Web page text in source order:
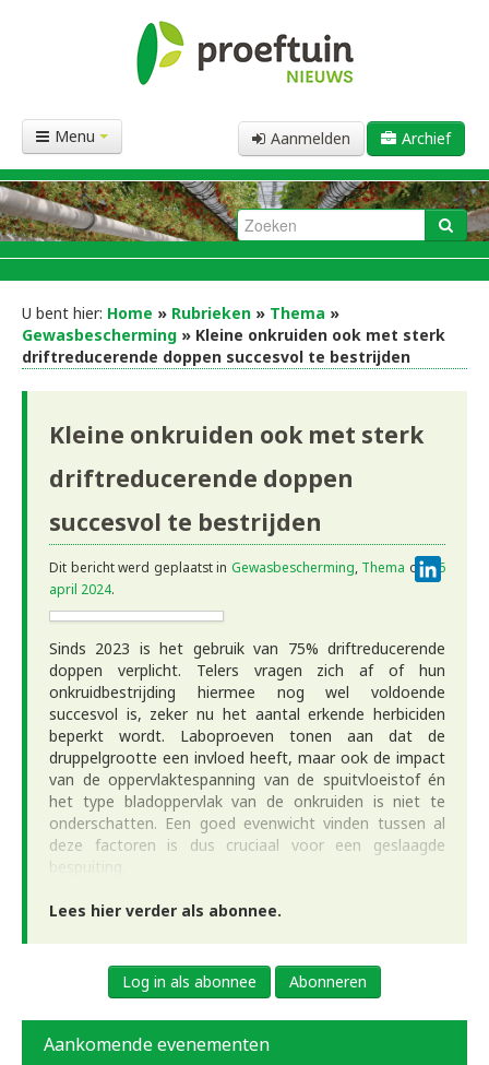
Aanmelden Archief
Menu
U bent hier: Home » Rubrieken » Thema »
Gewasbescherming » Kleine onkruiden ook met sterk
driftreducerende doppen succesvol te bestrijden
Kleine onkruiden ook met sterk
driftreducerende doppen
succesvol te bestrijden
Dit bericht werd geplaatst in Gewasbescherming, Thema op26
april 2024.
Sinds 2023 is het gebruik van 75% driftreducerende
doppen verplicht. Telers vragen zich af of hun
onkruidbestrijding hiermee nog wel voldoende
succesvol is, zeker nu het aantal erkende herbiciden
beperkt wordt. Laboproeven tonen aan dat de
druppelgrootte een invloed heeft, maar ook de impact
van de oppervlaktespanning van de spuitvloeistof én
het type bladoppervlak van de onkruiden is niet te
onderschatten. Een goed evenwicht vinden tussen al
deze factoren is dus cruciaal voor een geslaagde
bespuiting.
Lees hier verder als abonnee.
Log in als abonnee Abonneren
Aankomende evenementen